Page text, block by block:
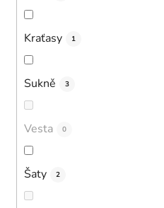
Kraťasy 1
Sukně 3
Vesta 0
Šaty 2